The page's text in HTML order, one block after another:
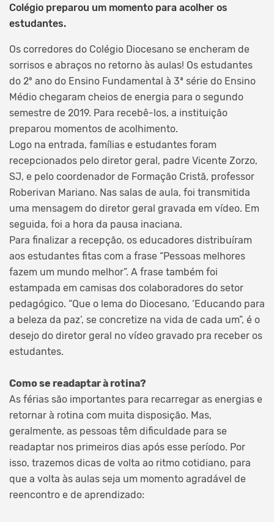
Colégio preparou um momento para acolher os
estudantes.
Os corredores do Colégio Diocesano se encheram de
sorrisos e abraços no retorno às aulas! Os estudantes
do 2º ano do Ensino Fundamental à 3ª série do Ensino
Médio chegaram cheios de energia para o segundo
semestre de 2019. Para recebê-los, a instituição
preparou momentos de acolhimento.
Logo na entrada, famílias e estudantes foram
recepcionados pelo diretor geral, padre Vicente Zorzo,
SJ, e pelo coordenador de Formação Cristã, professor
Roberivan Mariano. Nas salas de aula, foi transmitida
uma mensagem do diretor geral gravada em vídeo. Em
seguida, foi a hora da pausa inaciana.
Para finalizar a recepção, os educadores distribuíram
aos estudantes fitas com a frase “Pessoas melhores
fazem um mundo melhor”. A frase também foi
estampada em camisas dos colaboradores do setor
pedagógico. “Que o lema do Diocesano, ‘Educando para
a beleza da paz’, se concretize na vida de cada um”, é o
desejo do diretor geral no vídeo gravado pra receber os
estudantes.
Como se readaptar à rotina?
As férias são importantes para recarregar as energias e
retornar à rotina com muita disposição. Mas,
geralmente, as pessoas têm dificuldade para se
readaptar nos primeiros dias após esse período. Por
isso, trazemos dicas de volta ao ritmo cotidiano, para
que a volta às aulas seja um momento agradável de
reencontro e de aprendizado: